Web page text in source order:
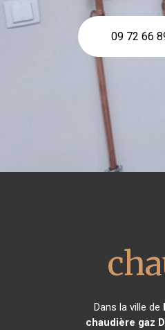
09 72 66
Dans la ville de
chaudière gaz